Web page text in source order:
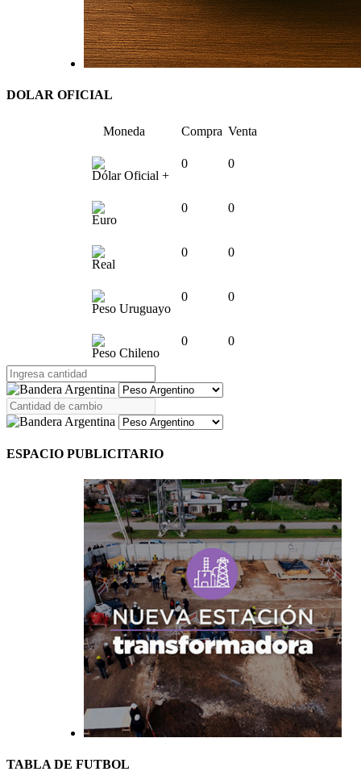
DOLAR OFICIAL
Moneda Compra Venta
Dólar Oficial +
0 0
Euro
0 0
Real
0 0
Peso Uruguayo
0 0
Peso Chileno
0 0
ESPACIO PUBLICITARIO
TABLA DE FUTBOL